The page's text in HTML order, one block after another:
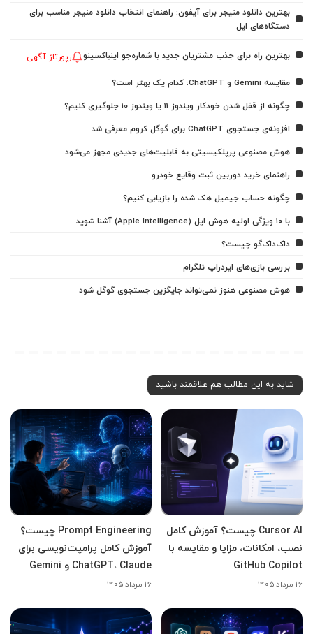
بهترین دانلود منیجر برای آیفون: راهنمای انتخاب دانلود منیجر مناسب برای
دستگاه‌های اپل
بهترین راه برای جذب مشتریان جدید با شماره‌جو اینباکسینو رپورتاژ آگهی
مقایسه Gemini و ChatGPT: کدام یک بهتر است؟
چگونه از قفل شدن خودکار ویندوز 11 یا ویندوز 10 جلوگیری کنیم؟
افزونه‌ی جستجوی ChatGPT برای گوگل کروم معرفی شد
هوش مصنوعی پرپلکیسیتی به قابلیت‌های جدیدی مجهز می‌شود
راهنمای خرید دوربین ثبت وقایع خودرو
چگونه حساب جیمیل هک شده را بازیابی کنیم؟
با ۱۰ ویژگی اولیه هوش اپل (Apple Intelligence) آشنا شوید
داک‌داک‌گو چیست؟
بررسی بازی‌های ایردراپ تلگرام
هوش مصنوعی هنوز نمی‌تواند جایگزین جستجوی گوگل شود
شاید به این مطالب هم علاقمند باشید
Cursor AI چیست؟ آموزش کامل
نصب، امکانات، مزایا و مقایسه با
GitHub Copilot
۱۶ مرداد ۱۴۰۵
Prompt Engineering چیست؟
آموزش کامل پرامپت‌نویسی برای
ChatGPT، Claude و Gemini
۱۶ مرداد ۱۴۰۵